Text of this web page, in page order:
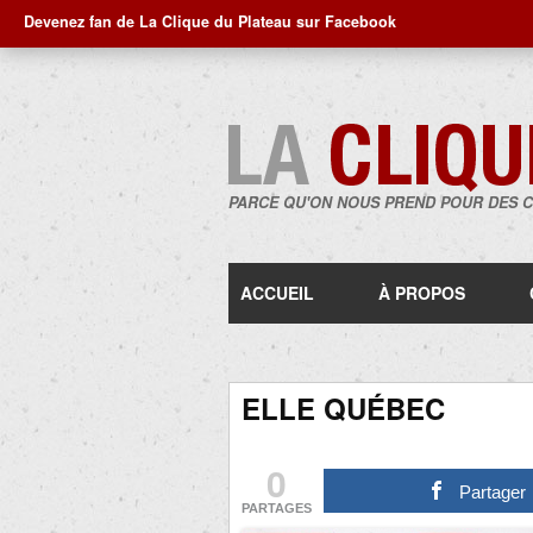
Devenez fan de La Clique du Plateau sur Facebook
PARCE QU'ON NOUS PREND POUR DES
ACCUEIL À PROPOS
ELLE QUÉBEC
0
PARTAGES
Partager